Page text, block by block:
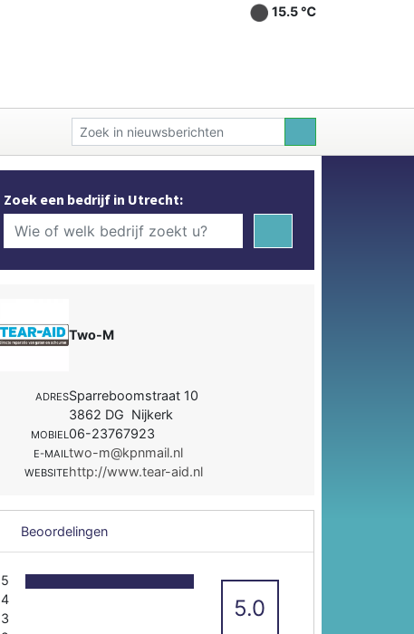
15.5 ℃
Zoek een bedrijf in Utrecht:
Two-M
ADRESSparreboomstraat 10
3862 DG Nijkerk
MOBIEL06-23767923
E-MAILtwo-m@kpnmail.nl
WEBSITEhttp://www.tear-aid.nl
Beoordelingen
5
4
3
5.0